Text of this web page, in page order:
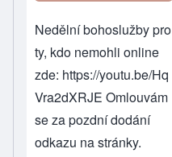
Nedělní bohoslužby pro
ty, kdo nemohli online
zde: https://youtu.be/Hq
Vra2dXRJE Omlouvám
se za pozdní dodání
odkazu na stránky.